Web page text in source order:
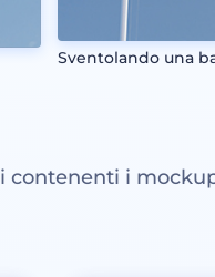
Sventolando una
contenenti i